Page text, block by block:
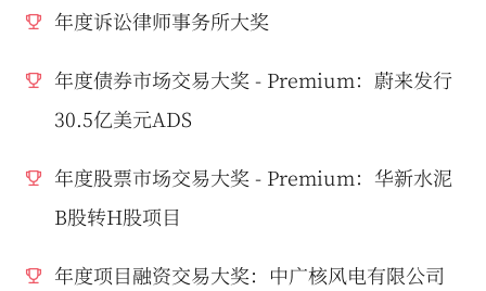
年度诉讼律师事务所大奖
年度债券市场交易大奖 - Premium：蔚来发行
30.5亿美元ADS
年度股票市场交易大奖 - Premium：华新水泥
B股转H股项目
年度项目融资交易大奖：中广核风电有限公司